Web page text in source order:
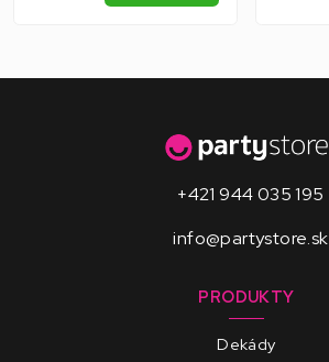
+421 944 035 195
info@partystore.sk
PRODUKTY
Dekády